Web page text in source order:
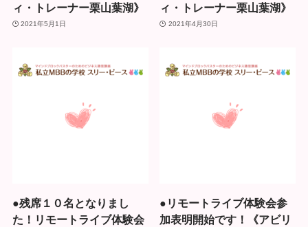
ィ・トレーナー栗山葉湖》
2021年5月1日
ィ・トレーナー栗山葉湖》
2021年4月30日
●残席１０名となりまし
た！リモートライブ体験会
●リモートライブ体験会参
加表明開始です！《アビリ